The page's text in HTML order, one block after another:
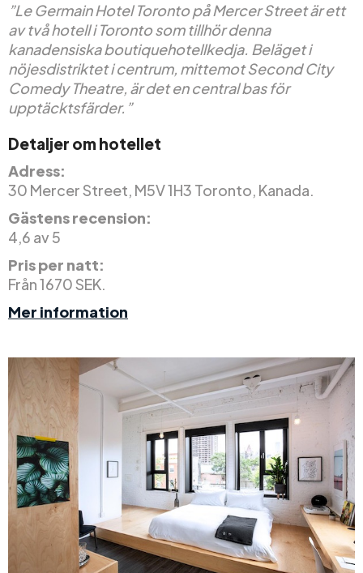
”Le Germain Hotel Toronto på Mercer Street är ett
av två hotell i Toronto som tillhör denna
kanadensiska boutiquehotellkedja. Beläget i
nöjesdistriktet i centrum, mittemot Second City
Comedy Theatre, är det en central bas för
upptäcktsfärder.”
Detaljer om hotellet
Adress:
30 Mercer Street, M5V 1H3 Toronto, Kanada.
Gästens recension:
4,6 av 5
Pris per natt:
Från 1670 SEK.
Mer information